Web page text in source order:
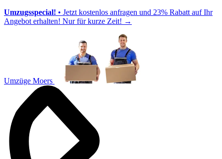
Umzugsspecial! • Jetzt kostenlos anfragen und 23% Rabatt auf Ihr
Angebot erhalten! Nur für kurze Zeit! →
Umzüge Moers